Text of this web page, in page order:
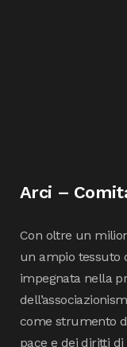
Arci –
Con oltre un
un ampio tessuto
impegnata nella
come strumento
pace e dei diritti